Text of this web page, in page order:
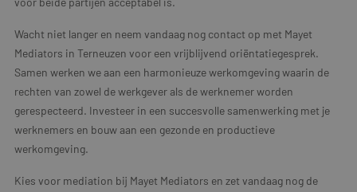
Wacht niet langer en neem vandaag nog contact op met Mayet
Mediators in Terneuzen voor een vrijblijvend oriëntatiegesprek.
Samen werken we aan een harmonieuze werkomgeving waarin de
rechten van zowel de werkgever als de werknemer worden
gerespecteerd. Investeer in een succesvolle samenwerking met je
werknemers en bouw aan een gezonde en productieve
werkomgeving.
Kies voor mediation bij Mayet Mediators en zet vandaag nog de